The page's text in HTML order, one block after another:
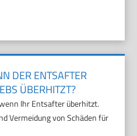
DER ENTSAFTER
ÜBERHITZT?
Ihr Entsafter überhitzt.
Vermeidung von Schäden für